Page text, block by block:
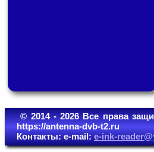
© 2014 - 2026 Все права
https://antenna-dvb-t2.ru
Контакты: e-mail:e-ink-